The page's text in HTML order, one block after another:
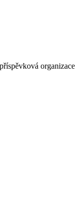
organizace